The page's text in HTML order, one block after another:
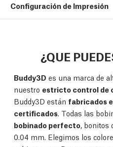
Configuración de Impresión
¿QUE
Buddy3D es una marca de
nuestro estricto control de
Buddy3D están fabricados
certificados. Todas las
bobinado perfecto, bonitos
0.04 mm. Elegimos los